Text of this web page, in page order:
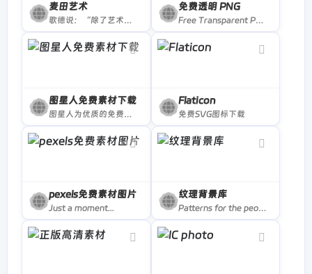
麦田艺术
歌德说：“除了艺术之外，没有更妥善的逃世之方；而要与世界联系，也没有一种方法比艺术更好。”麦田艺术提供世界名画、无水印高清油画作品欣赏和免费下载，让你离艺术更近。
免费透明 PNG
Free Transparent PNG Images, Stickers &amp; No Background Clipart - StickPNG
图星人免费素材下载
图星人为优质的免费图片素材网,可免费下载200万+高清图片素材,免费素材库提供平面设计PC/手机模板图片素材、海报、封面、宣传、广告等PSD,PNG,AI设计源格式,覆盖10000+行业设计图片,包括旅游、房产、餐饮美食、汽车、美容、服装等
Flaticon
免费SVG图标下载
pexels免费素材图片
Just a moment...
纹理背景库
Patterns for the people, by the people